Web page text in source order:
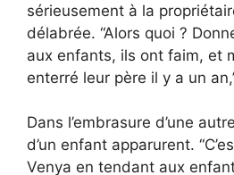
sérieusement à la
délabrée. “Alors quoi ?
aux enfants, ils ont faim, et
enterré leur père il y a un
Dans l’embrasure d’une
d’un enfant apparurent.
Venya en tendant aux